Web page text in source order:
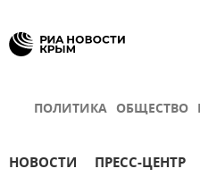
ПОЛИТИКА ОБЩЕСТВО
НОВОСТИ ПРЕСС-ЦЕНТР